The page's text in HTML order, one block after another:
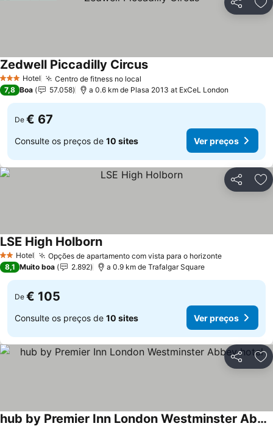
Partilhar
3 EstrelasHotel Centro de fitness no local
Zedwell Piccadilly Circus
7,8 Boa 57.058 a 0.6 km de Plasa 2013 at ExCeL London
De € 67
Consulte os preços de 10 sites Ver preços
Partilhar
2 Estrelas
Hotel Opções de apartamento com vista para o horizonte
LSE High Holborn
8,1 Muito boa 2.892 a 0.9 km de Trafalgar Square
De € 105
Consulte os preços de 10 sites Ver preços
Partilhar
hub by Premier Inn London Westminster Abbey hotel